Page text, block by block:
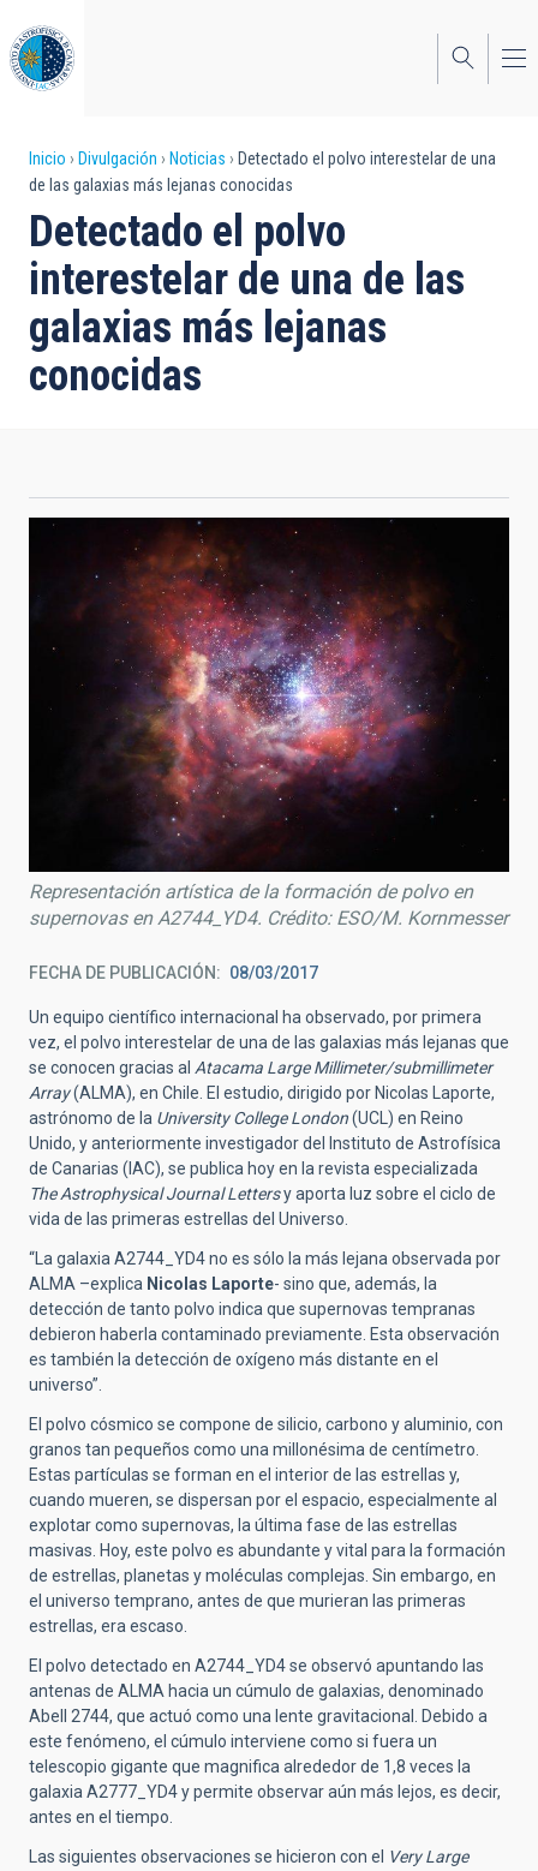
al
contenido
principal
Sobrescribir
enlaces
de
ayuda
a
la
Inicio Divulgación Noticias
Detectado el polvo interestelar de una
de las galaxias más lejanas conocidas
Detectado el polvo
interestelar de una de las
galaxias más lejanas
conocidas
Representación artística de la formación de polvo en
supernovas en A2744_YD4. Crédito: ESO/M. Kornmesser
FECHA DE PUBLICACIÓN 08/03/2017
Un equipo científico internacional ha observado, por primera
vez, el polvo interestelar de una de las galaxias más lejanas que
se conocen gracias al Atacama Large Millimeter/submillimeter
Array(ALMA), en Chile. El estudio, dirigido por Nicolas Laporte,
astrónomo de la University College London(UCL) en Reino
Unido, y anteriormente investigador del Instituto de Astrofísica
de Canarias (IAC), se publica hoy en la revista especializada
The Astrophysical Journal Lettersy aporta luz sobre el ciclo de
vida de las primeras estrellas del Universo.
“La galaxia A2744_YD4 no es sólo la más lejana observada por
ALMA –explica Nicolas Laporte- sino que, además, la
detección de tanto polvo indica que supernovas tempranas
debieron haberla contaminado previamente. Esta observación
es también la detección de oxígeno más distante en el
universo”.
El polvo cósmico se compone de silicio, carbono y aluminio, con
granos tan pequeños como una millonésima de centímetro.
Estas partículas se forman en el interior de las estrellas y,
cuando mueren, se dispersan por el espacio, especialmente al
explotar como supernovas, la última fase de las estrellas
masivas. Hoy, este polvo es abundante y vital para la formación
de estrellas, planetas y moléculas complejas. Sin embargo, en
el universo temprano, antes de que murieran las primeras
estrellas, era escaso.
El polvo detectado en A2744_YD4 se observó apuntando las
antenas de ALMA hacia un cúmulo de galaxias, denominado
Abell 2744, que actuó como una lente gravitacional. Debido a
este fenómeno, el cúmulo interviene como si fuera un
telescopio gigante que magnifica alrededor de 1,8 veces la
galaxia A2777_YD4 y permite observar aún más lejos, es decir,
antes en el tiempo.
Las siguientes observaciones se hicieron con el Very Large